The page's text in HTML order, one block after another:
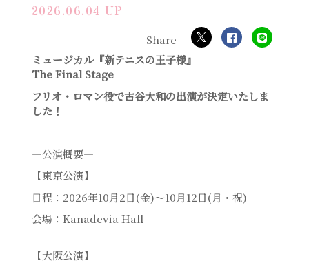
2026.06.04 UP
ミュージカル『新テニスの王子様』
The Final Stage
フリオ・ロマン役で古谷大和の出演が決定いたしま
した！
―公演概要―
【東京公演】
日程：2026年10月2日(金)～10月12日(月・祝)
会場：Kanadevia Hall
【大阪公演】